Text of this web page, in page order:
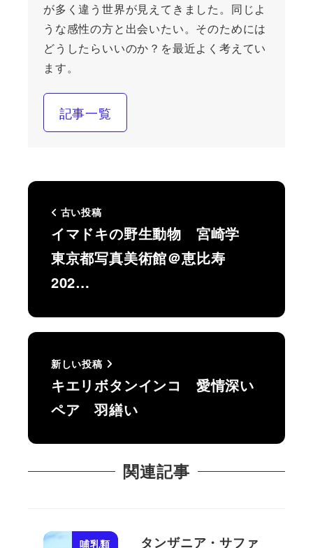
が多く違う世界が見えてきました。同じよ
うな感性の方と出会いたい。そのためには
どうしたらいいのか？を最近よく考えてい
ます。
記事一覧
古い投稿
イマドキの野生動物 宮崎学
東京都写真美術館＠恵比寿
202…
新しい投稿
キエリボタンインコ 愛情深い
ペア 羽繕い
関連記事
哺乳類
タンザニア・サファ